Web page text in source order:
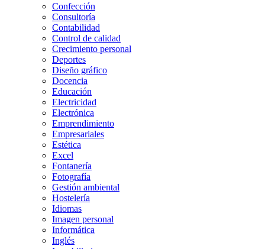
Confección
Consultoría
Contabilidad
Control de calidad
Crecimiento personal
Deportes
Diseño gráfico
Docencia
Educación
Electricidad
Electrónica
Emprendimiento
Empresariales
Estética
Excel
Fontanería
Fotografía
Gestión ambiental
Hostelería
Idiomas
Imagen personal
Informática
Inglés